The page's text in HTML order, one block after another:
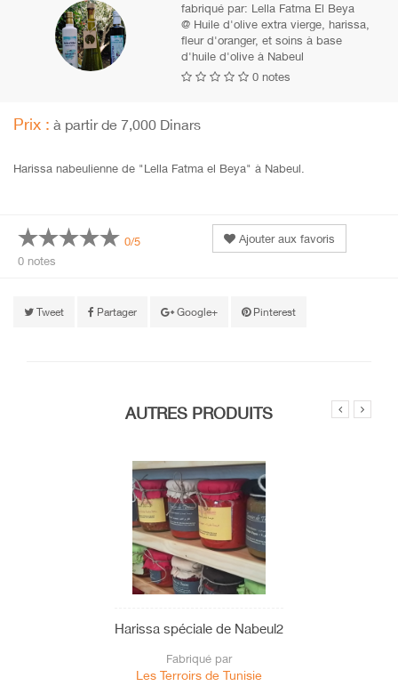
fabriqué par: Lella Fatma El Beya
@ Huile d'olive extra vierge, harissa,
fleur d'oranger, et soins à base
d'huile d'olive à Nabeul
0 notes
Prix : à partir de 7,000 Dinars
Harissa nabeulienne de "Lella Fatma el Beya" à Nabeul.
0/5
Ajouter aux favoris
0 notes
Tweet Partager Google+ Pinterest
AUTRES PRODUITS
Harissa spéciale de Nabeul2
Fabriqué par
Les Terroirs de Tunisie